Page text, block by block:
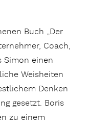
Buch „Der
Coach,
Simon einen
Weisheiten
Denken
gesetzt. Boris
zu einem